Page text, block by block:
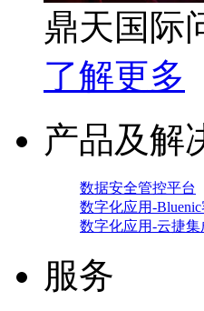
鼎天国际
了解更多
产品及解
数据安全管控平台
数字化应用-
数字化应用-云捷集
服务